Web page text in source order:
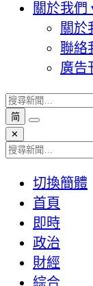
關於我們
關於
聯絡
廣告
简
✕
切換簡體
首頁
即時
政治
財經
綜合